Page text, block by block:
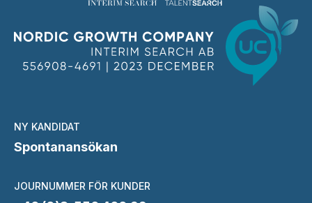
NY KANDIDAT
Spontanansökan
JOURNUMMER FÖR KUNDER